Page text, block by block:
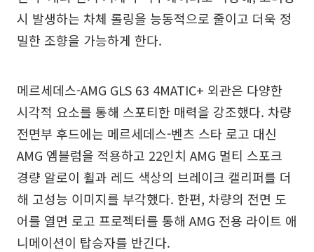
시 발생하는 차체 롤링을 능동적으로 줄이고 더욱 정
밀한 조향을 가능하게 한다.
메르세데스-AMG GLS 63 4MATIC+ 외관은 다양한
시각적 요소를 통해 스포티한 매력을 강조했다. 차량
전면부 후드에는 메르세데스-벤츠 스타 로고 대신
AMG 엠블럼을 적용하고 22인치 AMG 멀티 스포크
경량 알로이 휠과 레드 색상의 브레이크 캘리퍼를 더
해 고성능 이미지를 부각했다. 한편, 차량의 전면 도
어를 열면 로고 프로젝터를 통해 AMG 전용 라이트 애
니메이션이 탑승자를 반긴다.